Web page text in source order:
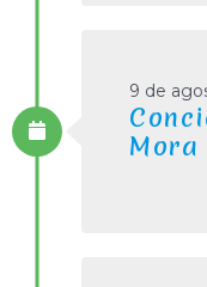
9 de
Mora